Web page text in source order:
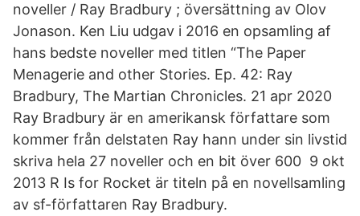
noveller / Ray Bradbury ; översättning av Olov
Jonason. Ken Liu udgav i 2016 en opsamling af
hans bedste noveller med titlen “The Paper
Menagerie and other Stories. Ep. 42: Ray
Bradbury, The Martian Chronicles. 21 apr 2020
Ray Bradbury är en amerikansk författare som
kommer från delstaten Ray hann under sin livstid
skriva hela 27 noveller och en bit över 600 9 okt
2013 R Is for Rocket är titeln på en novellsamling
av sf-författaren Ray Bradbury.